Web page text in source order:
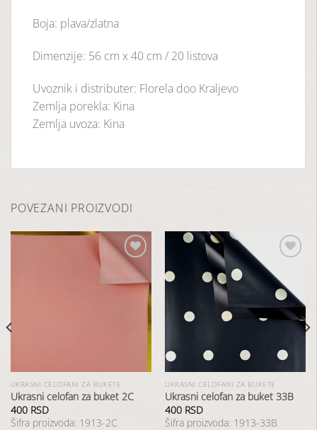
Boja: plava/zlatna
Dimenzije: 56 cm x 40 cm / 20 listova
Uvoznik i distributer: Florela doo Kraljevo
Zemlja porekla: Kina
Zemlja uvoza: Kina
POVEZANI PROIZVODI
UKRASNI CELOFANI ZA BUKETE
Ukrasni celofan za buket 2C
400 RSD
Šifra proizvoda: 1913-2C
Dodaj
u
listu
želja
UKRASNI CELOFANI ZA BUKETE
Ukrasni celofan za buket 33B
400 RSD
Šifra proizvoda: 1913-33B